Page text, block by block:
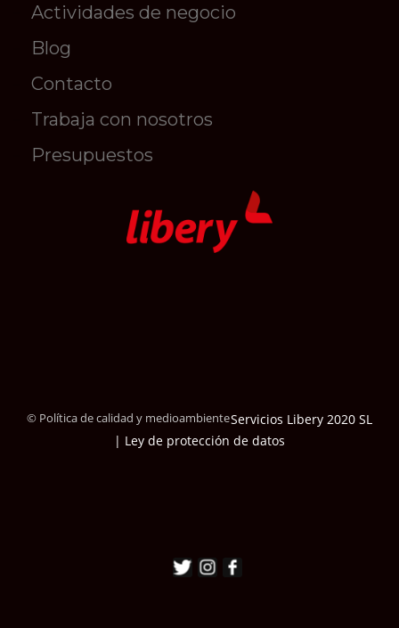
Actividades de negocio
Blog
Contacto
Trabaja con nosotros
Presupuestos
© Política de calidad y medioambienteServicios Libery 2020 SL
| Ley de protección de datos